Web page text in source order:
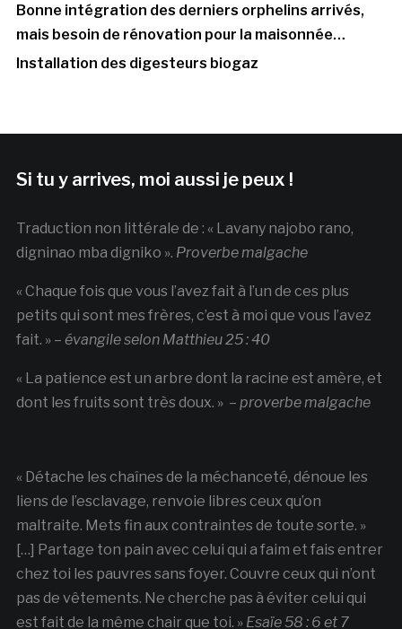
Bonne intégration des derniers orphelins arrivés,
mais besoin de rénovation pour la maisonnée…
Installation des digesteurs biogaz
Si tu y arrives, moi aussi je peux !
Traduction non littérale de : « Lavany najobo rano,
digninao mba digniko ». Proverbe malgache
« Chaque fois que vous l’avez fait à l’un de ces plus
petits qui sont mes frères, c’est à moi que vous l’avez
fait. » – évangile selon Matthieu 25 : 40
« La patience est un arbre dont la racine est amère, et
dont les fruits sont très doux. » – proverbe malgache
« Détache les chaînes de la méchanceté, dénoue les
liens de l’esclavage, renvoie libres ceux qu’on
maltraite. Mets fin aux contraintes de toute sorte. »
[…] Partage ton pain avec celui qui a faim et fais entrer
chez toi les pauvres sans foyer. Couvre ceux qui n’ont
pas de vêtements. Ne cherche pas à éviter celui qui
est fait de la même chair que toi. » Esaïe 58 : 6 et 7